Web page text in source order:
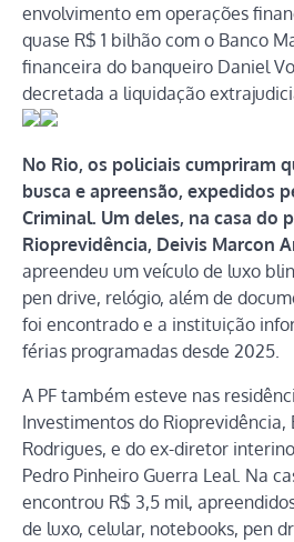
envolvimento em operações
quase R$ 1 bilhão com o Banco
financeira do banqueiro Daniel
decretada a liquidação
No Rio, os policiais cumpriram
busca e apreensão, expedidos
Criminal. Um deles, na casa do
Rioprevidência, Deivis Marcon
apreendeu um veículo de luxo
pen drive, relógio, além de
foi encontrado e a instituição
férias programadas desde 2025.
A PF também esteve nas
Investimentos do Rioprevidência,
Rodrigues, e do ex-diretor
Pedro Pinheiro Guerra Leal. Na
encontrou R$ 3,5 mil,
de luxo, celular, notebooks, pen